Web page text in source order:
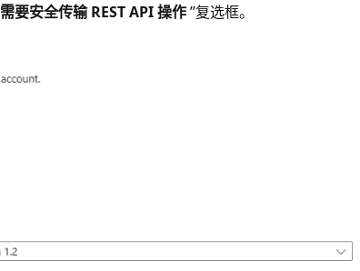
需要安全传输 REST API 操作”复选框。